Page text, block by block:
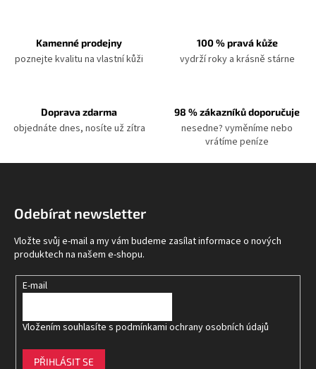
Kamenné prodejny
poznejte kvalitu na vlastní kůži
100 % pravá kůže
vydrží roky a krásně stárne
Doprava zdarma
objednáte dnes, nosíte už zítra
98 % zákazníků doporučuje
nesedne? vyměníme nebo
vrátíme peníze
Odebírat newsletter
Vložte svůj e-mail a my vám budeme zasílat informace o nových
produktech na našem e-shopu.
E-mail
Vložením souhlasíte s podmínkami ochrany osobních údajů
PŘIHLÁSIT SE